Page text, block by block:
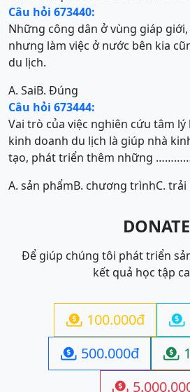
Câu hỏi 673440:
Những công dân ở vùng giáp
nhưng làm việc ở nước bên kia
du lịch.
A. SaiB. Đúng
Câu hỏi 673444:
Vai trò của việc nghiên cứu tâm
kinh doanh du lịch là giúp nhà
tạo, phát triển thêm những
A. sản phẩmB. chương trìnhC.
DONATE
Để giúp chúng tôi phát triển
kết quả học tập
 100.000đ 
 500.000đ 
